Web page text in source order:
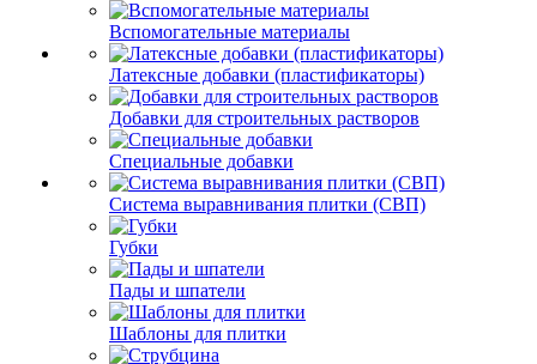
Вспомогательные материалы
Латексные добавки (пластификаторы)
Добавки для строительных растворов
Специальные добавки
Система выравнивания плитки (СВП)
Губки
Пады и шпатели
Шаблоны для плитки